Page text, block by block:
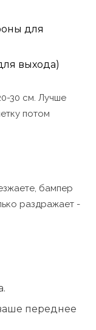
для
выхода)
30 см. Лучше
потом
бампер
раздражает -
переднее